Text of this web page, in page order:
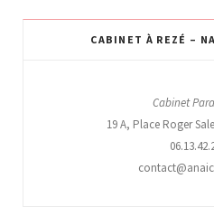
CABINET À REZÉ –
Cabinet
19 A, Place Roger